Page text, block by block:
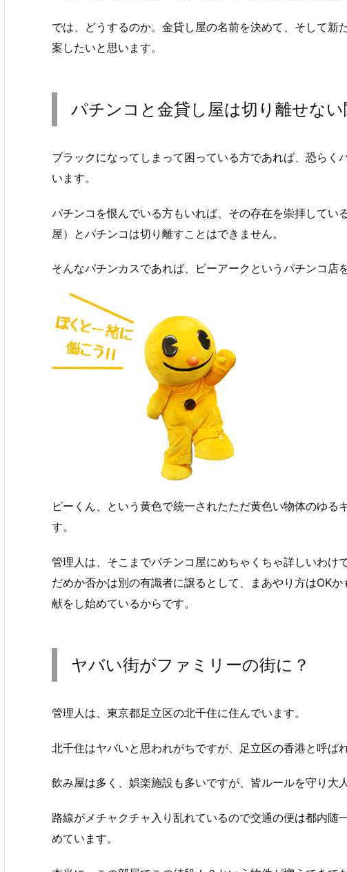
では、どうするのか。金貸し屋の名前を決めて、そして新
案したいと思います。
パチンコと金貸し屋は切り離せない
ブラックになってしまって困っている方であれば、恐らく
います。
パチンコを恨んでいる方もいれば、その存在を崇拝してい
屋）とパチンコは切り離すことはできません。
そんなパチンカスであれば、ピーアークというパチンコ店
ピーくん、という黄色で統一されたただ黄色い物体のゆる
す。
管理人は、そこまでパチンコ屋にめちゃくちゃ詳しいわけ
だめか否かは別の有識者に譲るとして、まあやり方はOK
献をし始めているからです。
ヤバい街がファミリーの街に？
管理人は、東京都足立区の北千住に住んでいます。
北千住はヤバいと思われがちですが、足立区の香港と呼ば
飲み屋は多く、娯楽施設も多いですが、皆ルールを守り大
路線がメチャクチャ入り乱れているので交通の便は都内随
めています。